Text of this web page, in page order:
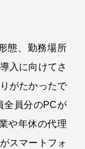
態、勤務場所
入に向けてさ
がたかったで
全員分のPCが
や年休の代理
スマートフォ